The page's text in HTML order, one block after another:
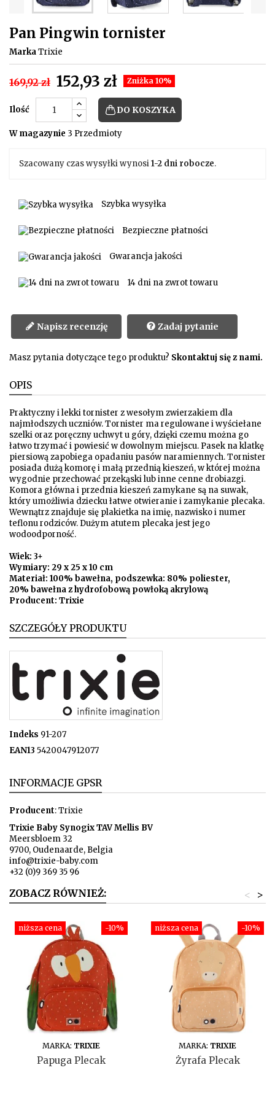
Pan Pingwin tornister
MarkaTrixie
169,92 zł 152,93 zł Zniżka 10%
Ilość DO KOSZYKA
W magazynie 3 Przedmioty
Szacowany czas wysyłki wynosi1-2 dni robocze.
Szybka wysyłka
Bezpieczne płatności
Gwarancja jakości
14 dni na zwrot towaru
Napisz recenzję Zadaj pytanie
Masz pytania dotyczące tego produktu? Skontaktuj się z nami.
OPIS
Praktyczny i lekki tornister z wesołym zwierzakiem dla
najmłodszych uczniów. Tornister ma regulowane i wyściełane
szelki oraz poręczny uchwyt u góry, dzięki czemu można go
łatwo trzymać i powiesić w dowolnym miejscu. Pasek na klatkę
piersiową zapobiega opadaniu pasów naramiennych. Tornister
posiada dużą komorę i małą przednią kieszeń, w której można
wygodnie przechować przekąski lub inne cenne drobiazgi.
Komora główna i przednia kieszeń zamykane są na suwak,
który umożliwia dziecku łatwe otwieranie i zamykanie plecaka.
Wewnątrz znajduje się plakietka na imię, nazwisko i numer
teflonu rodziców. Dużym atutem plecaka jest jego
wodoodporność.
Wiek: 3+
Wymiary: 29 x 25 x 10 cm
Materiał: 100% bawełna, podszewka: 80% poliester,
20% bawełna z hydrofobową powłoką akrylową
Producent: Trixie
SZCZEGÓŁY PRODUKTU
Indeks 91-207
EAN13 5420047912077
INFORMACJE GPSR
Producent: Trixie
Trixie Baby Synogix TAV Mellis BV
Meersbloem 32
9700, Oudenaarde, Belgia
info@trixie-baby.com
+32 (0)9 369 35 96
ZOBACZ RÓWNIEŻ: >
<
-10%
niższa cena
DO KOSZYKA
MARKA: TRIXIE
Papuga Plecak
-10%
niższa cena
DO KOSZYKA
MARKA: TRIXIE
Żyrafa Plecak